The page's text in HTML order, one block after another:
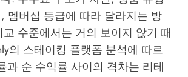
멤버십 등급에 따라 달라지는 방
수준에서는 거의 보이지 않기 때
의 스테이킹 플랫폼 분석에 따르
과 순 수익률 사이의 격차는 리테